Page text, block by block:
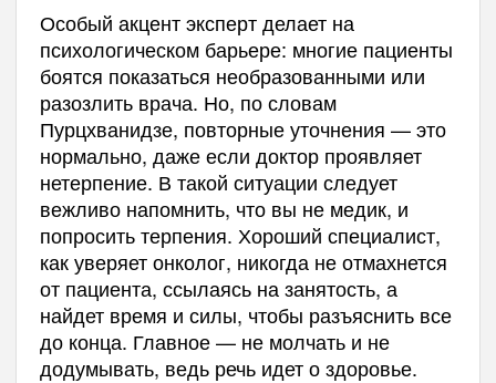
Особый акцент эксперт делает на
психологическом барьере: многие пациенты
боятся показаться необразованными или
разозлить врача. Но, по словам
Пурцхванидзе, повторные уточнения — это
нормально, даже если доктор проявляет
нетерпение. В такой ситуации следует
вежливо напомнить, что вы не медик, и
попросить терпения. Хороший специалист,
как уверяет онколог, никогда не отмахнется
от пациента, ссылаясь на занятость, а
найдет время и силы, чтобы разъяснить все
до конца. Главное — не молчать и не
додумывать, ведь речь идет о здоровье.